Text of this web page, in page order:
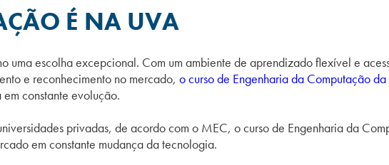
É NA UVA
uma escolha excepcional. Com um ambiente de aprendizado flexível e
e reconhecimento no mercado, o curso de Engenharia da Computação
constante evolução.
privadas, de acordo com o MEC, o curso de Engenharia da
em constante mudança da tecnologia.